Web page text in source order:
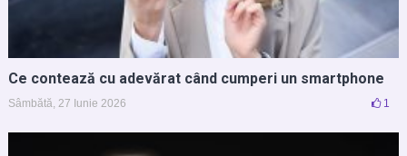
Ce contează cu adevărat când cumperi un smartphone
Sâmbătă, 27 Iunie 2026 1